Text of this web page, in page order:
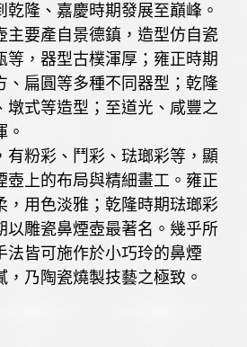
隆、嘉慶時期發展至巔峰。
主要產自景德鎮，造型仿自瓷
等，器型古樸渾厚；雍正時期
、扁圓等多種不同器型；乾隆
墩式等造型；至道光、咸豐之
有粉彩、鬥彩、琺瑯彩等，顯
壺上的布局與精細畫工。雍正
，用色淡雅；乾隆時期琺瑯彩
以雕瓷鼻煙壺最著名。幾乎所
法皆可施作於小巧玲的鼻煙
乃陶瓷燒製技藝之極致。